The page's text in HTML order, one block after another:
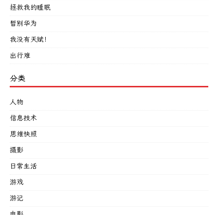
拯救我的睡眠
暂别华为
我没有天赋！
出行难
分类
人物
信息技术
思维快照
摄影
日常生活
游戏
游记